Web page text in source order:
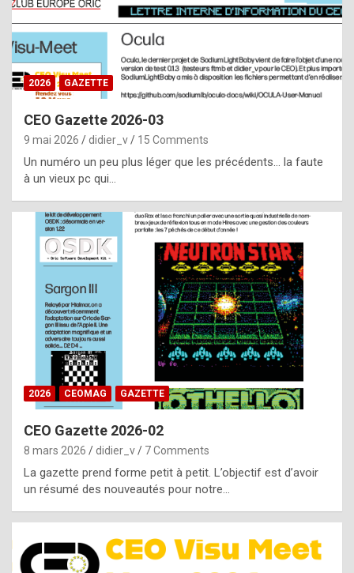
t
a
s
i
e
f
o
m
m
a
y
b
e
b
y
g
e
n
u
i
n
2026 GAZETTE
CEO Gazette 2026-03
9 mai 2026 didier_v 15 Comments
Un numéro un peu plus léger que les précédents… la faute
à un vieux pc qui…
2026 CEOMAG GAZETTE
CEO Gazette 2026-02
8 mars 2026 didier_v 7 Comments
La gazette prend forme petit à petit. L’objectif est d’avoir
un résumé des nouveautés pour notre…